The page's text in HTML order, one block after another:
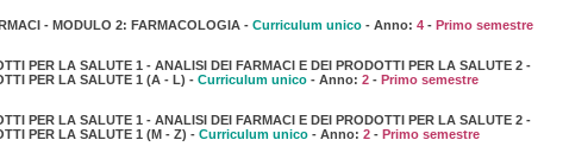
- MODULO 2: FARMACOLOGIA - Curriculum unico - Anno: 4 - Primo semestre
PER LA SALUTE 1 - ANALISI DEI FARMACI E DEI PRODOTTI PER LA SALUTE 2 -
PER LA SALUTE 1 (A - L) - Curriculum unico - Anno: 2 - Primo semestre
PER LA SALUTE 1 - ANALISI DEI FARMACI E DEI PRODOTTI PER LA SALUTE 2 -
PER LA SALUTE 1 (M - Z) - Curriculum unico - Anno: 2 - Primo semestre